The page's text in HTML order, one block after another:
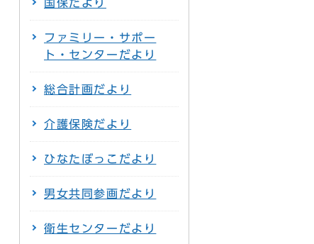
国保だより
ファミリー・サポー
ト・センターだより
総合計画だより
介護保険だより
ひなたぼっこだより
男女共同参画だより
衛生センターだより